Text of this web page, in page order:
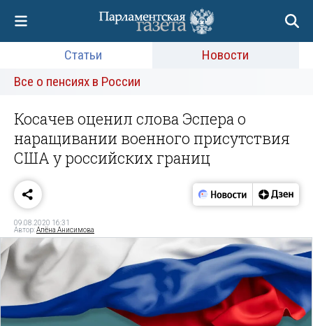
Статьи
Новости
Все о пенсиях в России
Косачев оценил слова Эспера о
наращивании военного присутствия
США у российских границ
09.08.2020 16:31
Автор:Алёна Анисимова